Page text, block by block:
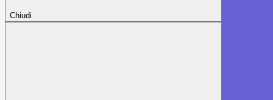
Chiudi